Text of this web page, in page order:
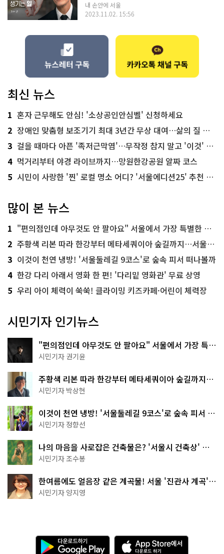
내 손안에 서울
2023.11.02. 15:56
최신 뉴스
1 혼자 근무해도 안심! '소상공인안심벨' 신청하세요
2 장애인 맞춤형 보조기기 최대 3년간 무상 대여…삶의 질 높인다
3 걸을 때마다 아픈 '족저근막염'…무작정 참지 말고 '이것' 해보세요!
4 먹거리부터 야경 라이브까지…망원한강공원 알짜 코스
5 시민이 사랑한 '찐' 로컬 명소 어디? '서울에디션25' 추천 코스
많이 본 뉴스
1 "편의점인데 아무것도 안 팔아요" 서울에서 가장 특별한 편의점의 정체
2 주황색 리본 따라 한강부터 메타세쿼이아 숲길까지…서울둘레길 15코스
3 이것이 천연 냉방! '서울둘레길 9코스'로 숲속 피서 떠나볼까
4 한강 다리 아래서 영화 한 편! '다리밑 영화관' 무료 상영
5 우리 아이 체력이 쑥쑥! 클라이밍 키즈카페·어린이 체력장
시민기자 인기뉴스
"편의점인데 아무것도 안 팔아요" 서울에서 가장 특별
한 편의점의 정체
시민기자 권기윤
주황색 리본 따라 한강부터 메타세쿼이아 숲길까지…
서울둘레길 15코스
시민기자 박상현
이것이 천연 냉방! '서울둘레길 9코스'로 숲속 피서 떠
나볼까
시민기자 정향선
나의 마음을 사로잡은 건축물은? '서울시 건축상' 수
상작 공개!
시민기자 조수봉
한여름에도 얼음장 같은 계곡물! 서울 '진관사 계곡'이
천국이네~
시민기자 양지영
다
운
A
p